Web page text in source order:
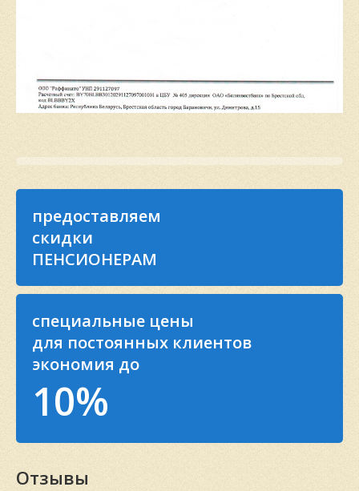
предоставляем
скидки
ПЕНСИОНЕРАМ
специальные цены
для постоянных клиентов
экономия до
10%
Отзывы